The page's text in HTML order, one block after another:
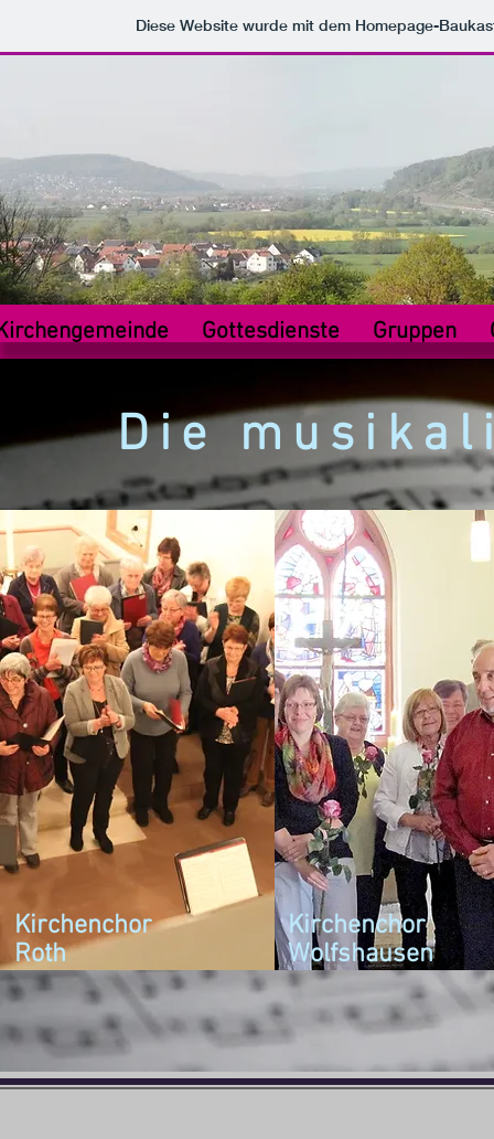
Diese Website wurde mit dem Homepage-
Gottesdienste Gruppen
Die
Kirchenchor
Roth
Kirchenchor
Wolfshausen